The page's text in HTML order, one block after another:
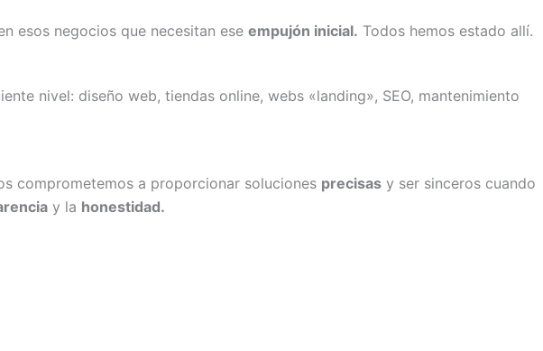
esos negocios que necesitan ese empujón inicial. Todos hemos estado allí.
nivel: diseño web, tiendas online, webs «landing», SEO, mantenimiento
comprometemos a proporcionar soluciones precisas y ser sinceros cuando
y la honestidad.